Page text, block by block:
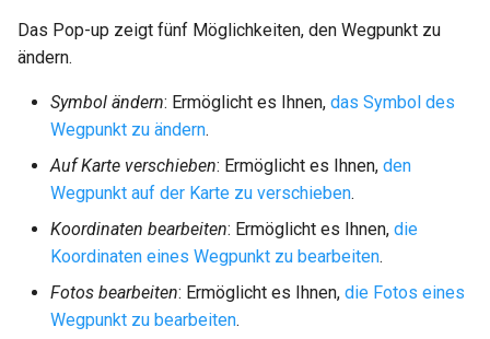
Das Pop-up zeigt fünf Möglichkeiten, den Wegpunkt zu
ändern.
Symbol ändern: Ermöglicht es Ihnen, das Symbol des
Wegpunkt zu ändern.
Auf Karte verschieben: Ermöglicht es Ihnen, den
Wegpunkt auf der Karte zu verschieben.
Koordinaten bearbeiten: Ermöglicht es Ihnen, die
Koordinaten eines Wegpunkt zu bearbeiten.
Fotos bearbeiten: Ermöglicht es Ihnen, die Fotos eines
Wegpunkt zu bearbeiten.